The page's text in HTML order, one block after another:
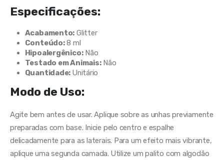
Especificações:
Acabamento: Glitter
Conteúdo:8 ml
Hipoalergênico:Não
Testado em Animais:Não
Quantidade: Unitário
Modo de Uso:
Agite bem antes de usar. Aplique sobre as unhas previamente
preparadas com base. Inicie pelo centro e espalhe
delicadamente para as laterais. Para um efeito mais vibrante,
aplique uma segunda camada. Utilize um palito com algodão